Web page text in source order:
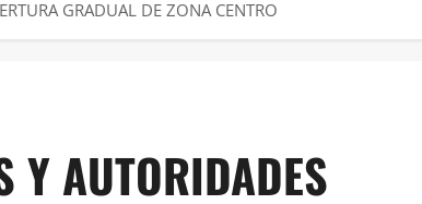
GRADUAL DE ZONA CENTRO
Y AUTORIDADES